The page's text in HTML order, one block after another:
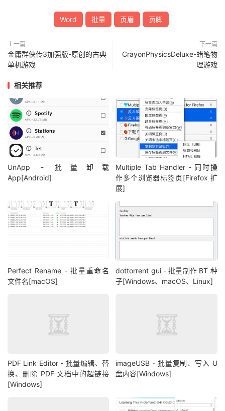
Word 批量 页眉 页脚
上一篇
金庸群侠传3加强版-原创的古典
单机游戏
下一篇
CrayonPhysicsDeluxe-蜡笔物
理游戏
相关推荐
UnApp - 批量卸载
App[Android]
Multiple Tab Handler - 同时操
作多个浏览器标签页[Firefox 扩
展]
Perfect Rename - 批量重命名
文件名[macOS]
dottorrent gui - 批量制作 BT 种
子[Windows、macOS、Linux]
PDF Link Editor - 批量编辑、替
换、删除 PDF 文档中的超链接
[Windows]
imageUSB - 批量复制、写入 U
盘内容[Windows]